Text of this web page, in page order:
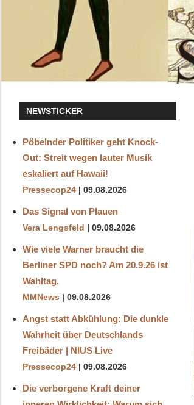
NEWSTICKER
Pöbelnder Politiker geht Knock-
Out: Streit wegen lauter Musik
eskaliert auf Hawaii!
Pressecop24 09.08.2026
Das Signal von Plauen
Vera Lengsfeld 09.08.2026
Wie viele Warner braucht die
Berliner SPD noch? Am 20.9.26 ist
Wahltag.
MMNews 09.08.2026
Angst statt Abkühlung: Die dunkle
Wahrheit über Deutschlands
Freibäder | NIUS Live
Pressecop24 09.08.2026
Die verborgene Kraft deiner